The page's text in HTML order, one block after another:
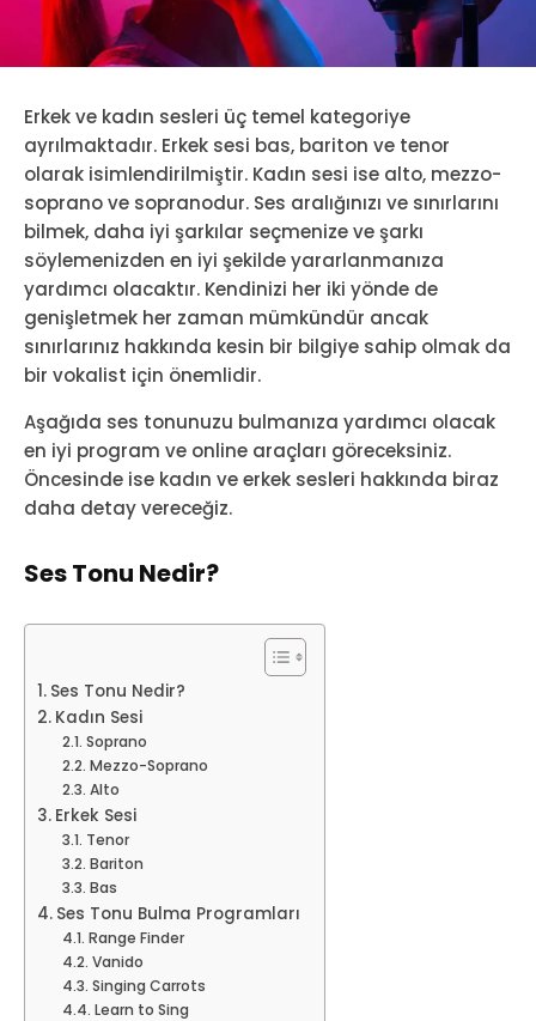
Erkek ve kadın sesleri üç temel kategoriye
ayrılmaktadır. Erkek sesi bas, bariton ve tenor
olarak isimlendirilmiştir. Kadın sesi ise alto, mezzo-
soprano ve sopranodur. Ses aralığınızı ve sınırlarını
bilmek, daha iyi şarkılar seçmenize ve şarkı
söylemenizden en iyi şekilde yararlanmanıza
yardımcı olacaktır. Kendinizi her iki yönde de
genişletmek her zaman mümkündür ancak
sınırlarınız hakkında kesin bir bilgiye sahip olmak da
bir vokalist için önemlidir.
Aşağıda ses tonunuzu bulmanıza yardımcı olacak
en iyi program ve online araçları göreceksiniz.
Öncesinde ise kadın ve erkek sesleri hakkında biraz
daha detay vereceğiz.
Ses Tonu Nedir?
Ses Tonu Nedir?
Kadın Sesi
Soprano
Mezzo-Soprano
Alto
Erkek Sesi
Tenor
Bariton
Bas
Ses Tonu Bulma Programları
Range Finder
Vanido
Singing Carrots
Learn to Sing